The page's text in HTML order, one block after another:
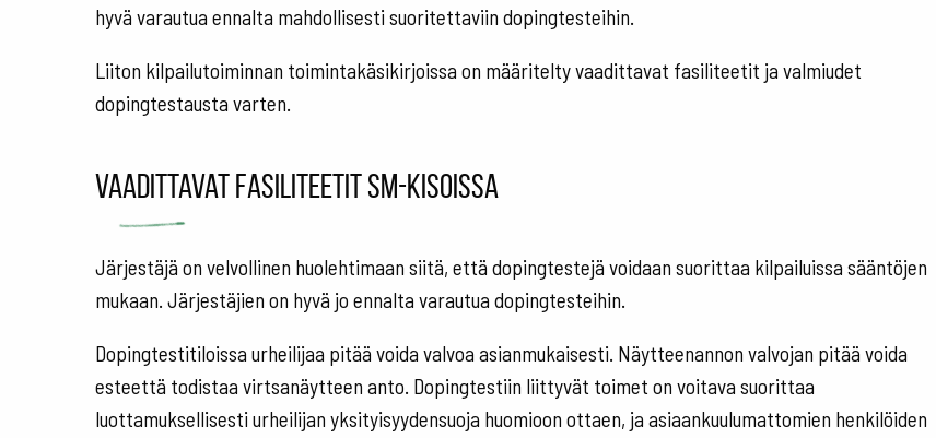
hyvä varautua ennalta mahdollisesti suoritettaviin dopingtesteihin.
Liiton kilpailutoiminnan toimintakäsikirjoissa on määritelty vaadittavat fasiliteetit ja valmiudet
dopingtestausta varten.
Vaadittavat fasiliteetit SM-kisoissa
Järjestäjä on velvollinen huolehtimaan siitä, että dopingtestejä voidaan suorittaa kilpailuissa sääntöjen
mukaan. Järjestäjien on hyvä jo ennalta varautua dopingtesteihin.
Dopingtestitiloissa urheilijaa pitää voida valvoa asianmukaisesti. Näytteenannon valvojan pitää voida
esteettä todistaa virtsanäytteen anto. Dopingtestiin liittyvät toimet on voitava suorittaa
luottamuksellisesti urheilijan yksityisyydensuoja huomioon ottaen, ja asiaankuulumattomien henkilöiden